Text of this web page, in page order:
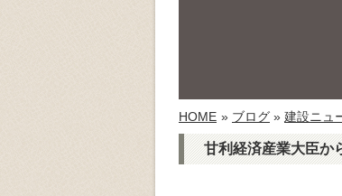
HOME » ブログ » 建設ニュ
甘利経済産業大臣か